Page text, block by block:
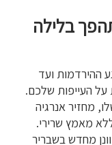
בלילה
ההירדמות ועד
העייפות שלכם.
מחזיר אנרגיה
מאמץ שרירי.
מחדש בשבריר